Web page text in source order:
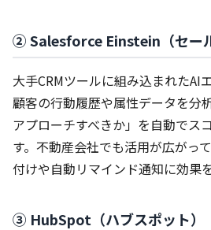
② Salesforce Einstein（セー
大手CRMツールに組み込まれたAI
顧客の行動履歴や属性データを分
アプローチすべきか」を自動でス
す。不動産会社でも活用が広がっ
付けや自動リマインド通知に効果
③ HubSpot（ハブスポット）